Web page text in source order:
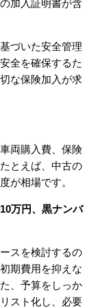
加入証明書が含
づいた安全管理
全を確保するた
な保険加入が求
両購入費、保険
とえば、中古の
が相場です。
万円、黒ナンバ
スを検討するの
期費用を抑えな
、予算をしっか
スト化し、必要